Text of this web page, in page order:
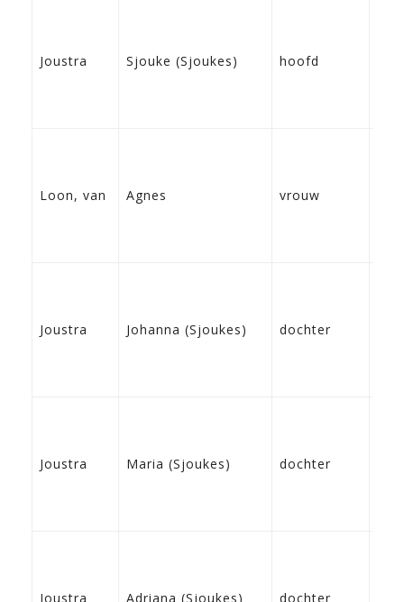
Joustra Sjouke (Sjoukes) hoofd
Loon, van Agnes vrouw
Joustra Johanna (Sjoukes) dochter
Joustra Maria (Sjoukes) dochter
Joustra Adriana (Sjoukes) dochter